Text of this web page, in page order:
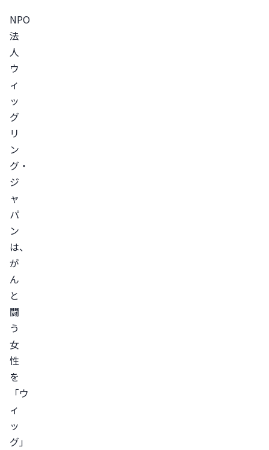
NPO
法
人
ウ
ィ
ッ
グ
リ
ン
グ・
ジ
ャ
パ
ン
は、
が
ん
と
闘
う
女
性
を
「ウ
ィ
ッ
グ」